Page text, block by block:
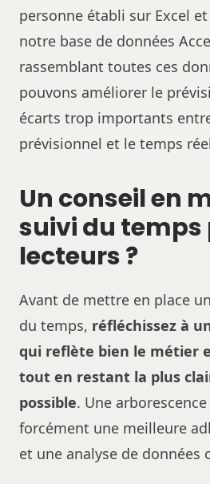
personne établi sur Excel
notre base de données
rassemblant toutes ces
pouvons améliorer le
écarts trop importants
prévisionnel et le temps
Un conseil en
suivi du temps
lecteurs ?
Avant de mettre en place
du temps, réfléchissez à
qui reflète bien le métier
tout en restant la plus
possible. Une
forcément une meilleure
et une analyse de données